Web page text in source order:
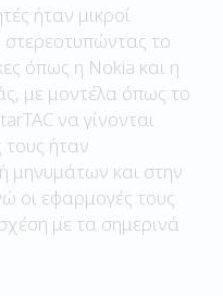
ήταν μικροί
στερεοτυπώντας το
όπως η Nokia και η
με μοντέλα όπως το
να γίνονται
τους ήταν
μηνυμάτων και στην
οι εφαρμογές τους
με τα σημερινά